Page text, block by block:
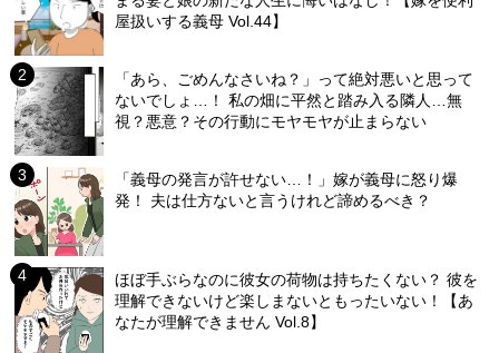
屋扱いする義母 Vol.44】
「あら、ごめんなさいね？」って絶対悪いと思って
ないでしょ…！ 私の畑に平然と踏み入る隣人…無
視？悪意？その行動にモヤモヤが止まらない
「義母の発言が許せない…！」嫁が義母に怒り爆
発！ 夫は仕方ないと言うけれど諦めるべき？
ほぼ手ぶらなのに彼女の荷物は持ちたくない？ 彼を
理解できないけど楽しまないともったいない！【あ
なたが理解できません Vol.8】